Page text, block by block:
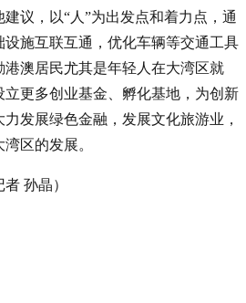
议，以“人”为出发点和着力点，通
施互联互通，优化车辆等交通工具
澳居民尤其是年轻人在大湾区就
更多创业基金、孵化基地，为创新
发展绿色金融，发展文化旅游业，
区的发展。
孙晶）